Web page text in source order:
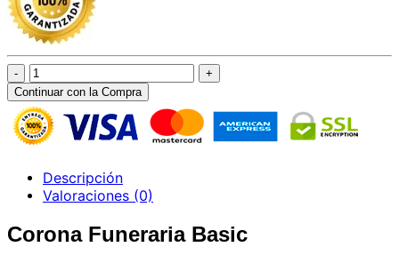
Corona
Funeraria
Basic
cantidad
Continuar con la Compra
Descripción
Valoraciones (0)
Corona Funeraria Basic